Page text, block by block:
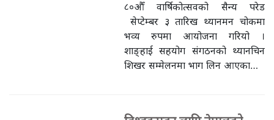
८०औँ वार्षिकोत्सवको सैन्य परेड
सेप्टेम्बर ३ तारिख थ्यानमन चोकमा
भव्य रुपमा आयोजना गरियो ।
शाङ्हाई सहयोग संगठनको थ्यानचिन
शिखर सम्मेलनमा भाग लिन आएका…